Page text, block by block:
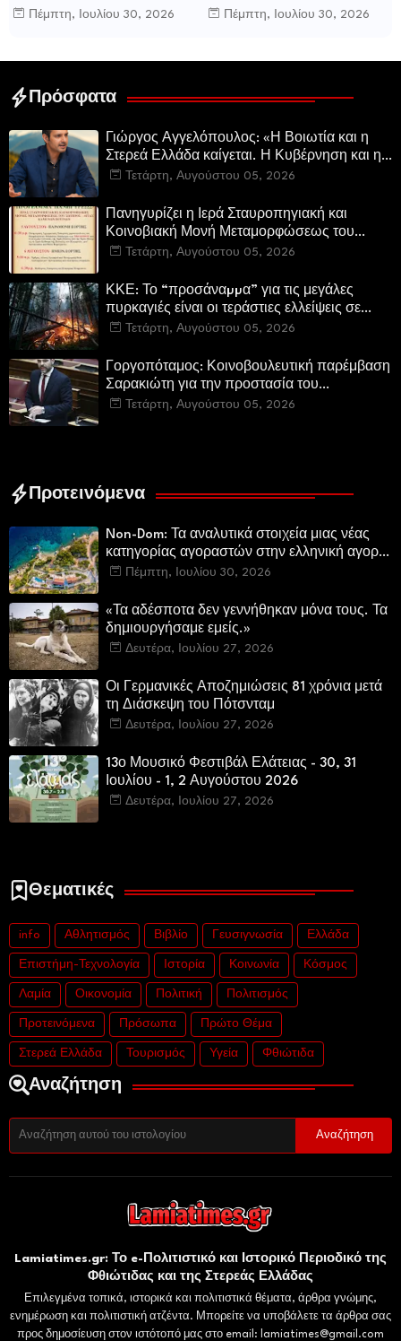
μυθιστόρημα του γνωστού
δημοσιογράφου Γεώργιου Θ.
Πέμπτη, Ιουλίου 30, 2026
αστυνομικό μυθιστόρημα της
Κατερίνας Πανούση Οι ρόλοι
Πέμπτη, Ιουλίου 30, 2026
Πρόσφατα
Γιώργος Αγγελόπουλος: «Η Βοιωτία και η
Στερεά Ελλάδα καίγεται. Η Κυβέρνηση και η
Περιφερειακή Αρχή αυτοθαυμάζονται.»
Τετάρτη, Αυγούστου 05, 2026
Πανηγυρίζει η Ιερά Σταυροπηγιακή και
Κοινοβιακή Μονή Μεταμορφώσεως του
Σωτήρος Καμενων Βουρλων (Μονή Αγιάς ή
Τετάρτη, Αυγούστου 05, 2026
ΚΚΕ: Το “προσάναµµα” για τις μεγάλες
πυρκαγιές είναι οι τεράστιες ελλείψεις σε
µέσα και προσωπικό στην Πυροσβεστική και
Τετάρτη, Αυγούστου 05, 2026
Γοργοπόταμος: Κοινοβουλευτική παρέμβαση
Σαρακιώτη για την προστασία του
εμβληματικού φυσικού και ιστορικού
Τετάρτη, Αυγούστου 05, 2026
Προτεινόμενα
Non-Dom: Τα αναλυτικά στοιχεία μιας νέας
κατηγορίας αγοραστών στην ελληνική αγορά
πολυτελών κατοικιών
Πέμπτη, Ιουλίου 30, 2026
«Τα αδέσποτα δεν γεννήθηκαν μόνα τους. Τα
δημιουργήσαμε εμείς.»
Δευτέρα, Ιουλίου 27, 2026
Οι Γερμανικές Αποζημιώσεις 81 χρόνια μετά
τη Διάσκεψη του Πότσνταμ
Δευτέρα, Ιουλίου 27, 2026
13ο Μουσικό Φεστιβάλ Ελάτειας - 30, 31
Ιουλίου - 1, 2 Αυγούστου 2026
Δευτέρα, Ιουλίου 27, 2026
Θεματικές
info Αθλητισμός Βιβλίο Γευσιγνωσία Ελλάδα
Επιστήμη-Τεχνολογία Ιστορία Κοινωνία Κόσμος
Λαμία Οικονομία Πολιτική Πολιτισμός
Προτεινόμενα Πρόσωπα Πρώτο Θέμα
Στερεά Ελλάδα Τουρισμός Υγεία Φθιώτιδα
Αναζήτηση
Lamiatimes.gr: Το e-Πολιτιστικό και Ιστορικό Περιοδικό της
Φθιώτιδας και της Στερεάς Ελλάδας
Επιλεγμένα τοπικά, ιστορικά και πολιτιστικά θέματα, άρθρα γνώμης,
ενημέρωση και πολιτιστική ατζέντα. Μπορείτε να υποβάλετε τα άρθρα σας
προς δημοσίευση στον ιστότοπό μας στο email: lamiatimes@gmail.com